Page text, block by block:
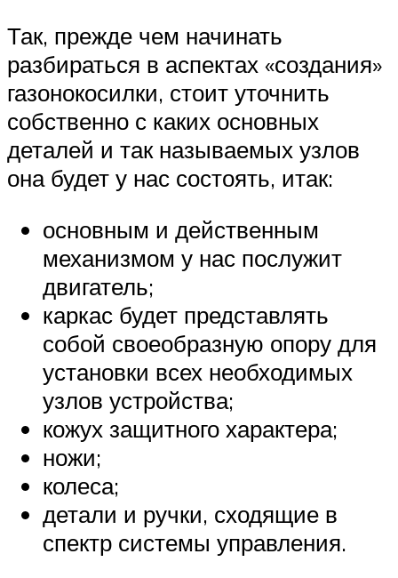
Так, прежде чем начинать
разбираться в аспектах «создания»
газонокосилки, стоит уточнить
собственно с каких основных
деталей и так называемых узлов
она будет у нас состоять, итак:
основным и действенным
механизмом у нас послужит
двигатель;
каркас будет представлять
собой своеобразную опору для
установки всех необходимых
узлов устройства;
кожух защитного характера;
ножи;
колеса;
детали и ручки, сходящие в
спектр системы управления.